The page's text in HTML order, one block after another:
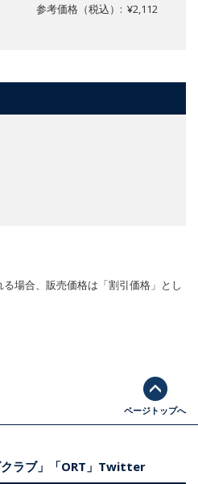
参考価格（税込）: ¥2,112
場合、販売価格は「割引価格」とし
ページトップへ
クラブ」「ORT」Twitter